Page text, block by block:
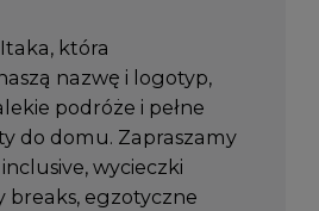
która
nazwę i logotyp,
podróże i pełne
do domu. Zapraszamy
wycieczki
breaks, egzotyczne